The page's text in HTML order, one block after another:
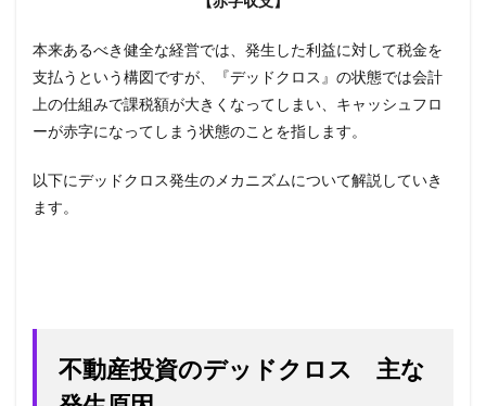
本来あるべき健全な経営では、発生した利益に対して税金を
支払うという構図ですが、『デッドクロス』の状態では会計
上の仕組みで課税額が大きくなってしまい、キャッシュフロ
ーが赤字になってしまう状態のことを指します。
以下にデッドクロス発生のメカニズムについて解説していき
ます。
不動産投資のデッドクロス 主な